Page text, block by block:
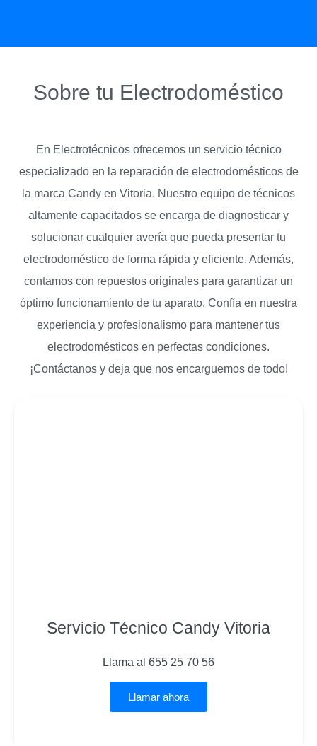
Sobre tu Electrodoméstico
En Electrotécnicos ofrecemos un servicio técnico
especializado en la reparación de electrodomésticos de
la marca Candy en Vitoria. Nuestro equipo de técnicos
altamente capacitados se encarga de diagnosticar y
solucionar cualquier avería que pueda presentar tu
electrodoméstico de forma rápida y eficiente. Además,
contamos con repuestos originales para garantizar un
óptimo funcionamiento de tu aparato. Confía en nuestra
experiencia y profesionalismo para mantener tus
electrodomésticos en perfectas condiciones.
¡Contáctanos y deja que nos encarguemos de todo!
Servicio Técnico Candy Vitoria
Llama al 655 25 70 56
Llamar ahora